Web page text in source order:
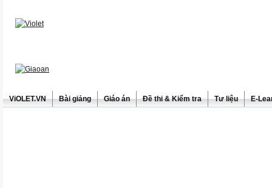
ViOLET.VN Bài giảng Giáo án Đề thi & Kiểm tra Tư liệu E-